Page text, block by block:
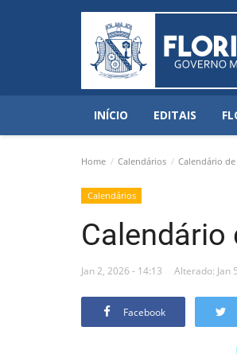
INÍCIO EDITAIS
Home Calendários Calendário
Calendários
Calendário
Jan 2, 2026 - 14:13 Alterado: Jan
Facebook